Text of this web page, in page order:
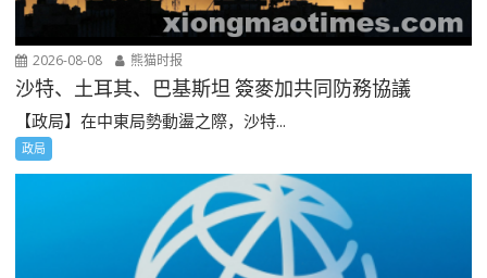
2026-08-08 熊猫时报
沙特、土耳其、巴基斯坦 簽麥加共同防務協議
【政局】在中東局勢動盪之際，沙特...
政局